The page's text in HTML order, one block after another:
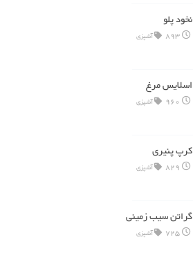
نخود پلو
893 آشپزی
اسلایس مرغ
960 آشپزی
کرپ پنیری
829 آشپزی
گراتن سیب زمینی
725 آشپزی